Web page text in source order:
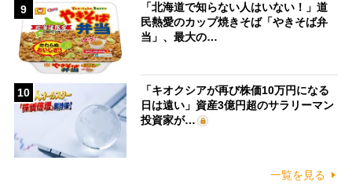
9
「北海道で知らない人はいない！」道
民熱愛のカップ焼きそば「やきそば弁
当」、最大の…
10
「キオクシアが再び株価10万円になる
日は遠い」資産3億円超のサラリーマン
投資家が…
一覧を見る